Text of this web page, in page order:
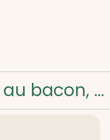
Mini-cake au bacon, oignon et fromage : une recette savoureuse et facile à réaliser